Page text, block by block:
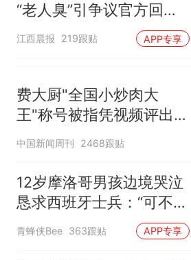
“老人臭”引争议官方回
应：统一上报反馈，门店
江西晨报 219跟贴 APP专享
费大厨"全国小炒肉大
王"称号被指凭视频评出
官方回应
中国新闻周刊 2468跟贴
12岁摩洛哥男孩边境哭泣
恳求西班牙士兵：“可不可
以不要把我遣返回国”
青蜂侠Bee 363跟贴 APP专享